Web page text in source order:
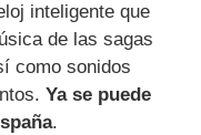
inteligente que
de las sagas
como sonidos
Ya se puede
.